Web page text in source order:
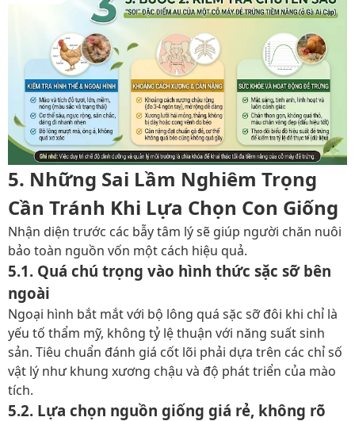
5. Những Sai Lầm Nghiêm Trọng
Cần Tránh Khi Lựa Chọn Con Giống
Nhận diện trước các bẫy tâm lý sẽ giúp người chăn nuôi
bảo toàn nguồn vốn một cách hiệu quả.
5.1. Quá chú trọng vào hình thức sặc sỡ bên
ngoài
Ngoại hình bắt mắt với bộ lông quá sặc sỡ đôi khi chỉ là
yếu tố thẩm mỹ, không tỷ lệ thuận với năng suất sinh
sản. Tiêu chuẩn đánh giá cốt lõi phải dựa trên các chỉ số
vật lý như khung xương chậu và độ phát triển của mào
tích.
5.2. Lựa chọn nguồn giống giá rẻ, không rõ